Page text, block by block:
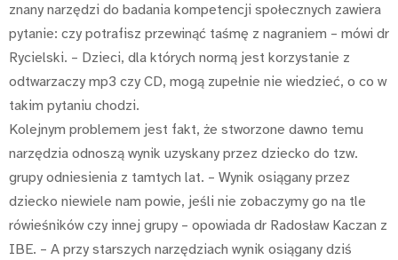
znany narzędzi do badania kompetencji społecznych zawiera
pytanie: czy potrafisz przewinąć taśmę z nagraniem – mówi dr
Rycielski. – Dzieci, dla których normą jest korzystanie z
odtwarzaczy mp3 czy CD, mogą zupełnie nie wiedzieć, o co w
takim pytaniu chodzi.
Kolejnym problemem jest fakt, że stworzone dawno temu
narzędzia odnoszą wynik uzyskany przez dziecko do tzw.
grupy odniesienia z tamtych lat. – Wynik osiągany przez
dziecko niewiele nam powie, jeśli nie zobaczymy go na tle
rówieśników czy innej grupy – opowiada dr Radosław Kaczan z
IBE. – A przy starszych narzędziach wynik osiągany dziś